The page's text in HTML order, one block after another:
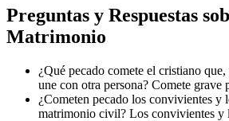
Preguntas y Respuestas
Matrimonio
¿Qué pecado comete el cristiano
une con otra persona? Comete grave
¿Cometen pecado los convivientes y
matrimonio civil? Los convivientes y